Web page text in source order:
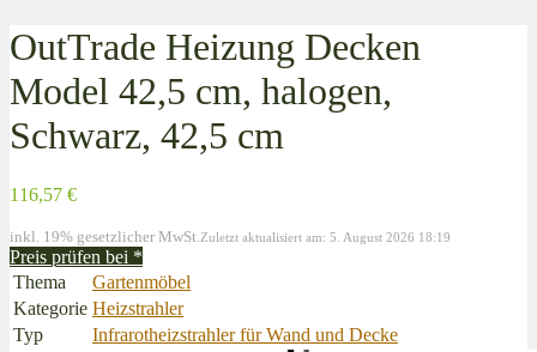
OutTrade Heizung Decken
Model 42,5 cm, halogen,
Schwarz, 42,5 cm
116,57 €
inkl. 19% gesetzlicher MwSt. Zuletzt aktualisiert am: 5. August 2026 18:19
Preis prüfen bei *
Thema
Gartenmöbel
Kategorie Heizstrahler
Typ
Infrarotheizstrahler für Wand und Decke